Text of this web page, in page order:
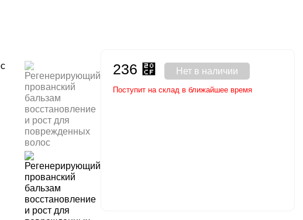
236 ⃏ Нет в наличии
Поступит на склад в ближайшее время